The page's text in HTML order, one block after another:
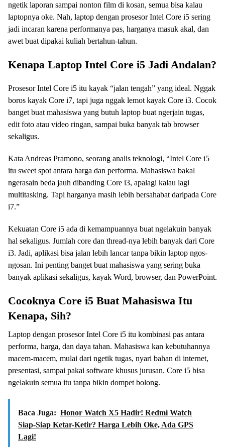
ngetik laporan sampai nonton film di kosan, semua bisa kalau
laptopnya oke. Nah, laptop dengan prosesor Intel Core i5 sering
jadi incaran karena performanya pas, harganya masuk akal, dan
awet buat dipakai kuliah bertahun-tahun.
Kenapa Laptop Intel Core i5 Jadi Andalan?
Prosesor Intel Core i5 itu kayak “jalan tengah” yang ideal. Nggak
boros kayak Core i7, tapi juga nggak lemot kayak Core i3. Cocok
banget buat mahasiswa yang butuh laptop buat ngerjain tugas,
edit foto atau video ringan, sampai buka banyak tab browser
sekaligus.
Kata Andreas Pramono, seorang analis teknologi, “Intel Core i5
itu sweet spot antara harga dan performa. Mahasiswa bakal
ngerasain beda jauh dibanding Core i3, apalagi kalau lagi
multitasking. Tapi harganya masih lebih bersahabat daripada Core
i7.”
Kekuatan Core i5 ada di kemampuannya buat ngelakuin banyak
hal sekaligus. Jumlah core dan thread-nya lebih banyak dari Core
i3. Jadi, aplikasi bisa jalan lebih lancar tanpa bikin laptop ngos-
ngosan. Ini penting banget buat mahasiswa yang sering buka
banyak aplikasi sekaligus, kayak Word, browser, dan PowerPoint.
Cocoknya Core i5 Buat Mahasiswa Itu
Kenapa, Sih?
Laptop dengan prosesor Intel Core i5 itu kombinasi pas antara
performa, harga, dan daya tahan. Mahasiswa kan kebutuhannya
macem-macem, mulai dari ngetik tugas, nyari bahan di internet,
presentasi, sampai pakai software khusus jurusan. Core i5 bisa
ngelakuin semua itu tanpa bikin dompet bolong.
Baca Juga: Honor Watch X5 Hadir! Redmi Watch
Siap-Siap Ketar-Ketir? Harga Lebih Oke, Ada GPS
Lagi!